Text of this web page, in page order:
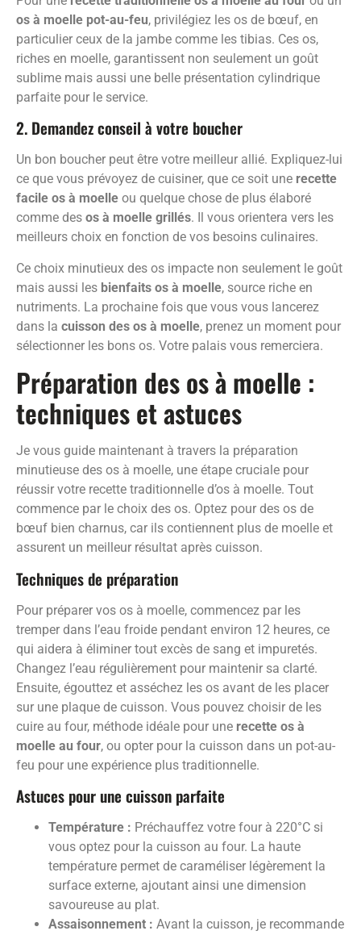
os à moelle pot-au-feu, privilégiez les os de bœuf, en
particulier ceux de la jambe comme les tibias. Ces os,
riches en moelle, garantissent non seulement un goût
sublime mais aussi une belle présentation cylindrique
parfaite pour le service.
2. Demandez conseil à votre boucher
Un bon boucher peut être votre meilleur allié. Expliquez-lui
ce que vous prévoyez de cuisiner, que ce soit une recette
facile os à moelle ou quelque chose de plus élaboré
comme des os à moelle grillés. Il vous orientera vers les
meilleurs choix en fonction de vos besoins culinaires.
Ce choix minutieux des os impacte non seulement le goût
mais aussi les bienfaits os à moelle, source riche en
nutriments. La prochaine fois que vous vous lancerez
dans la cuisson des os à moelle, prenez un moment pour
sélectionner les bons os. Votre palais vous remerciera.
Préparation des os à moelle :
techniques et astuces
Je vous guide maintenant à travers la préparation
minutieuse des os à moelle, une étape cruciale pour
réussir votre recette traditionnelle d’os à moelle. Tout
commence par le choix des os. Optez pour des os de
bœuf bien charnus, car ils contiennent plus de moelle et
assurent un meilleur résultat après cuisson.
Techniques de préparation
Pour préparer vos os à moelle, commencez par les
tremper dans l’eau froide pendant environ 12 heures, ce
qui aidera à éliminer tout excès de sang et impuretés.
Changez l’eau régulièrement pour maintenir sa clarté.
Ensuite, égouttez et asséchez les os avant de les placer
sur une plaque de cuisson. Vous pouvez choisir de les
cuire au four, méthode idéale pour une recette os à
moelle au four, ou opter pour la cuisson dans un pot-au-
feu pour une expérience plus traditionnelle.
Astuces pour une cuisson parfaite
Température : Préchauffez votre four à 220°C si
vous optez pour la cuisson au four. La haute
température permet de caraméliser légèrement la
surface externe, ajoutant ainsi une dimension
savoureuse au plat.
Assaisonnement : Avant la cuisson, je recommande